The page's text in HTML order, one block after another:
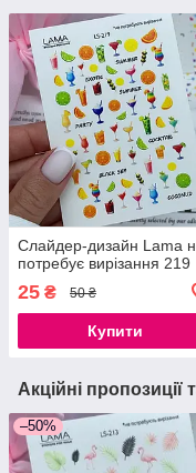
Слайдер-дизайн Lama
потребує вирізання 219
25 ₴ 50 ₴
Купити
Акційні пропозиції
–50%